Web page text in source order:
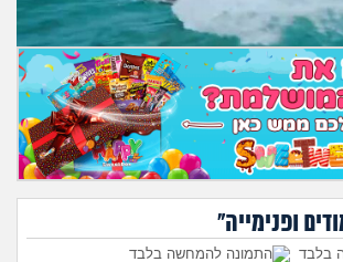
ופנימייה"